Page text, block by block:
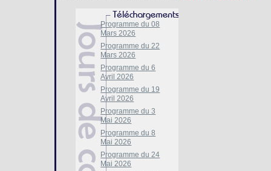
Programme du 08
Mars 2026
Programme du 22
Mars 2026
Programme du 6
Avril 2026
Programme du 19
Avril 2026
Programme du 3
Mai 2026
Programme du 8
Mai 2026
Programme du 24
Mai 2026